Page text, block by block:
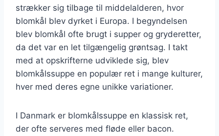
strækker sig tilbage til middelalderen, hvor
blomkål blev dyrket i Europa. I begyndelsen
blev blomkål ofte brugt i supper og gryderetter,
da det var en let tilgængelig grøntsag. I takt
med at opskrifterne udviklede sig, blev
blomkålssuppe en populær ret i mange kulturer,
hver med deres egne unikke variationer.
I Danmark er blomkålssuppe en klassisk ret,
der ofte serveres med fløde eller bacon.